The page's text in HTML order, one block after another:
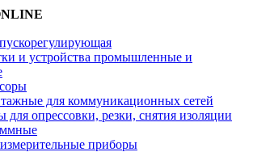
и устройства промышленные и
для коммуникационных сетей
для опрессовки, резки, снятия изоляции
приборы